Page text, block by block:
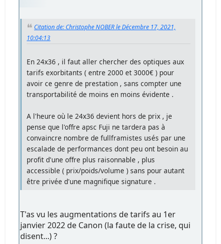
Citation de: Christophe NOBER le Décembre 17, 2021,
10:04:13
En 24x36 , il faut aller chercher des optiques aux
tarifs exorbitants ( entre 2000 et 3000€ ) pour
avoir ce genre de prestation , sans compter une
transportabilité de moins en moins évidente .
A l'heure où le 24x36 devient hors de prix , je
pense que l'offre apsc Fuji ne tardera pas à
convaincre nombre de fullframistes usés par une
escalade de performances dont peu ont besoin au
profit d'une offre plus raisonnable , plus
accessible ( prix/poids/volume ) sans pour autant
être privée d'une magnifique signature .
T'as vu les augmentations de tarifs au 1er
janvier 2022 de Canon (la faute de la crise, qui
disent...) ?